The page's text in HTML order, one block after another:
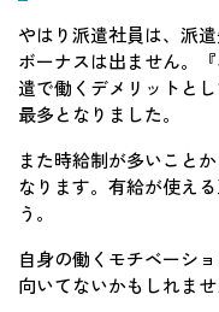
やはり派遣社員は、派
ボーナスは出ません。
遣で働くデメリットと
最多となりました。
また時給制が多いこと
なります。有給が使え
う。
自身の働くモチベーシ
向いてないかもしれませ